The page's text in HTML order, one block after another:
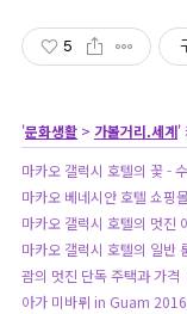
5
'문화생활 > 가볼거리.세계'
마카오 갤럭시 호텔의 꽃 -
마카오 베네시안 호텔 쇼핑
마카오 갤럭시 호텔의 멋진
마카오 갤럭시 호텔의 일반
괌의 멋진 단독 주택과 가격
아가 미바뤼 in Guam 2016